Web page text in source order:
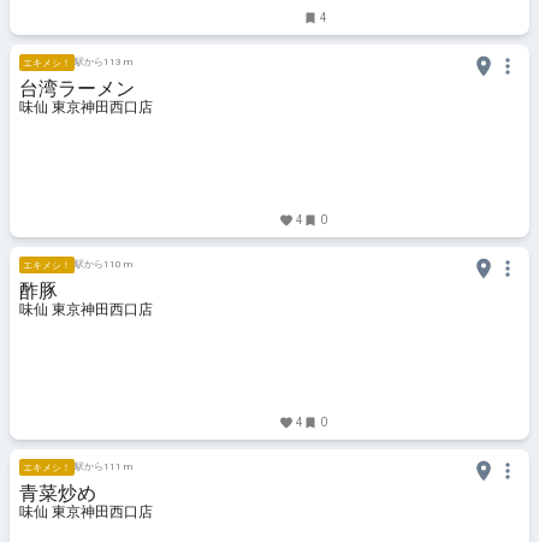
4
エキメシ！ 駅から113 m
台湾ラーメン
味仙 東京神田西口店
4 0
エキメシ！ 駅から110 m
酢豚
味仙 東京神田西口店
4 0
エキメシ！ 駅から111 m
青菜炒め
味仙 東京神田西口店